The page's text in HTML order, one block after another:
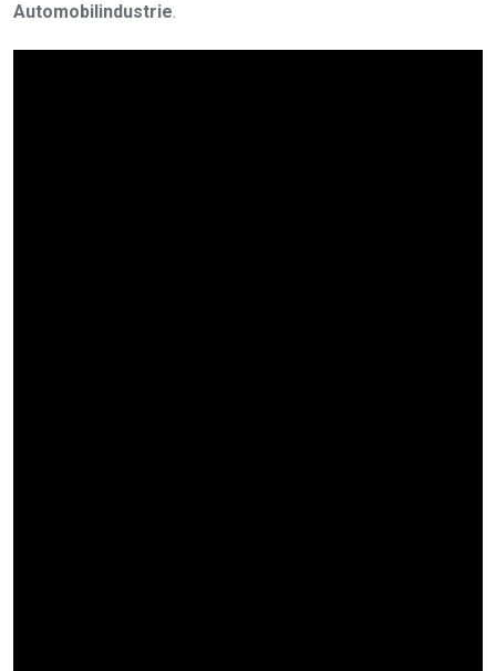
Automobilindustrie.